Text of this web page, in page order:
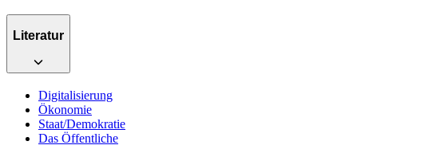
Literatur
Digitalisierung
Ökonomie
Staat/Demokratie
Das Öffentliche